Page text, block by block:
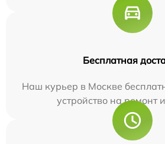
Бесплатная
Наш курьер в Москве
устройство на ремонт